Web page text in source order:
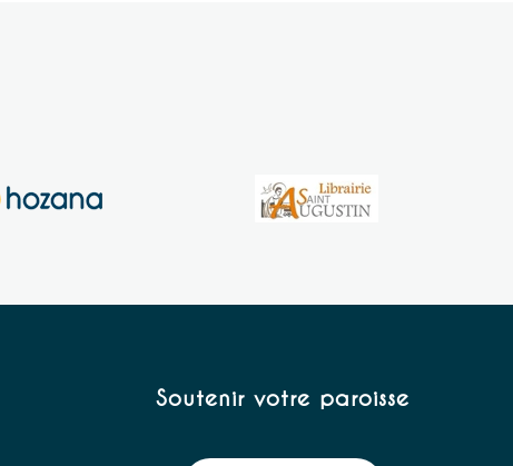
Soutenir votre paroisse